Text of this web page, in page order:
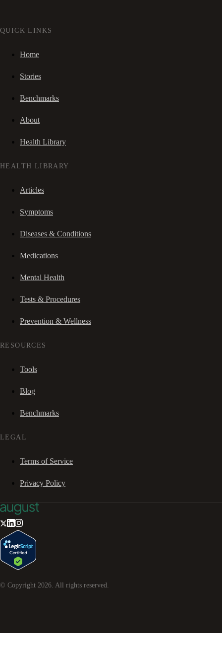
QUICK LINKS
Home
Stories
Benchmarks
About
Health Library
HEALTH LIBRARY
Articles
Symptoms
Diseases & Conditions
Medications
Mental Health
Tests & Procedures
Prevention & Wellness
RESOURCES
Tools
Blog
Benchmarks
LEGAL
Terms of Service
Privacy Policy
© Copyright 2026 . All rights reserved.